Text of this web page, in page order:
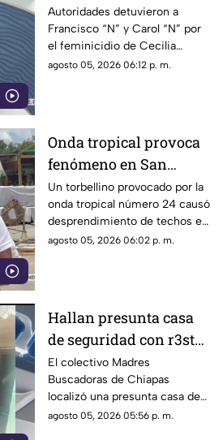
Comitán: capturan a
dos implicados, una
detención ocurrió en
Jalisco
Autoridades detuvieron a
Francisco “N” y Carol “N” por
el feminicidio de Cecilia
Viviana en Comitán. La Fiscalía
agosto 05, 2026 06:12 p. m.
Onda tropical provoca
fenómeno en San
Cristóbal: torbellino
desprende techos de
locales y derriba
árboles
Un torbellino provocado por la
onda tropical número 24 causó
desprendimiento de techos en
un mercado y la caída de
agosto 05, 2026 06:02 p. m.
Hallan presunta casa
de seguridad con r3st0s
humanos en Chiapa de
Corzo
El colectivo Madres
Buscadoras de Chiapas
localizó una presunta casa de
seguridad en Nicolás Bravo,
agosto 05, 2026 05:56 p. m.